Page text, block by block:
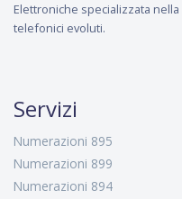
Elettroniche specializzata
telefonici evoluti.
Servizi
Numerazioni 895
Numerazioni 899
Numerazioni 894